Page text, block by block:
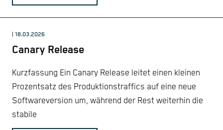
| 18.03.2026
Canary Release
Kurzfassung Ein Canary Release leitet einen kleinen
Prozentsatz des Produktionstraffics auf eine neue
Softwareversion um, während der Rest weiterhin die
stabile